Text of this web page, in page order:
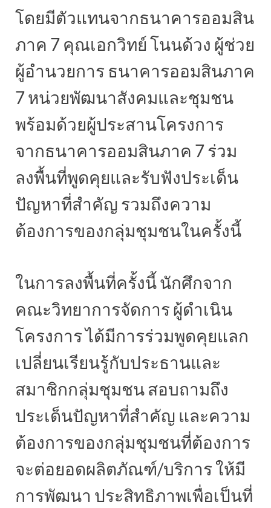
โดยมีตัวแทนจากธนาคารออมสิน
ภาค 7 คุณเอกวิทย์ โนนด้วง ผู้ช่วย
ผู้อํานวยการ ธนาคารออมสินภาค
7 หน่วยพัฒนาสังคมและชุมชน
พร้อมด้วยผู้ประสานโครงการ
จากธนาคารออมสินภาค 7 ร่วม
ลงพื้นที่พูดคุยและรับฟังประเด็น
ปัญหาที่สําคัญ รวมถึงความ
ต้องการของกลุ่มชุมชนในครั้งนี้
ในการลงพื้นที่ครั้งนี้ นักศึกจาก
คณะวิทยาการจัดการ ผู้ดำเนิน
โครงการ ได้มีการร่วมพูดคุยแลก
เปลี่ยนเรียนรู้กับประธานและ
สมาชิกกลุ่มชุมชน สอบถามถึง
ประเด็นปัญหาที่สำคัญ และความ
ต้องการของกลุ่มชุมชนที่ต้องการ
จะต่อยอดผลิตภัณฑ์/บริการ ให้มี
การพัฒนา ประสิทธิภาพเพื่อเป็นที่